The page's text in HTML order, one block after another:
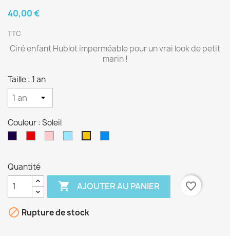
40,00 €
TTC
Ciré enfant Hublot imperméable pour un vrai look de petit
marin !
Taille : 1 an
Couleur : Soleil
Quantité
 AJOUTER AU PANIER favorite_border
 Rupture de stock